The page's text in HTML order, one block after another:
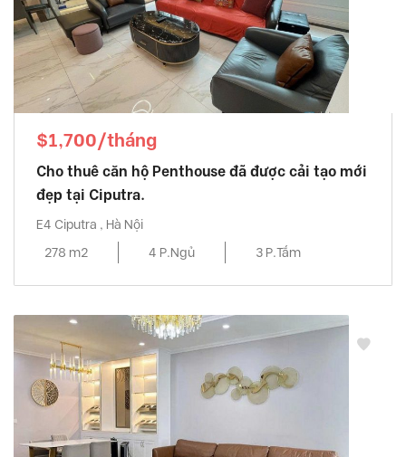
$1,700/tháng
Cho thuê căn hộ Penthouse đã được cải tạo mới
đẹp tại Ciputra.
E4 Ciputra , Hà Nội
278 m2
4 P.Ngủ 3 P.Tắm